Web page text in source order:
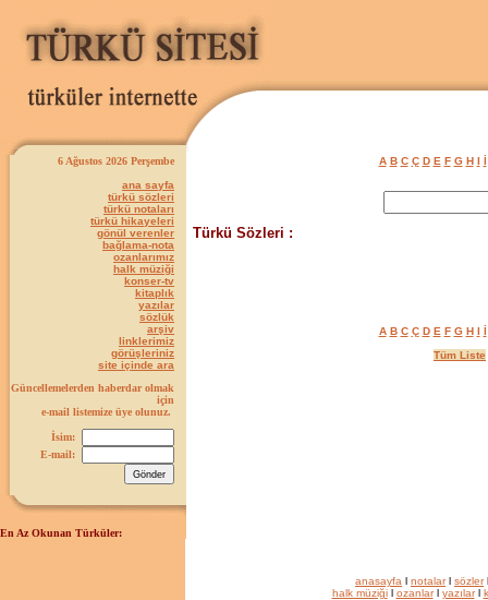
6 Ağustos 2026 Perşembe
ana sayfa
türkü sözleri
türkü notaları
türkü hikayeleri
gönül verenler
bağlama-nota
ozanlarımız
halk müziği
konser-tv
kitaplık
yazılar
sözlük
arşiv
linklerimiz
görüşleriniz
site içinde ara
Güncellemelerden haberdar olmak
için
e-mail listemize üye olunuz.
İsim:
E-mail:
En Az Okunan Türküler:
A B C Ç D E F G H I İ
Türkü Sözleri :
A B C Ç D E F G H I İ
Tüm Liste
anasayfa l notalarl sözler
halk müziğil ozanlarl yazılarl